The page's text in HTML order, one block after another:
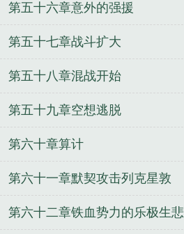
第五十六章意外的强援
第五十七章战斗扩大
第五十八章混战开始
第五十九章空想逃脱
第六十章算计
第六十一章默契攻击列克星敦
第六十二章铁血势力的乐极生悲